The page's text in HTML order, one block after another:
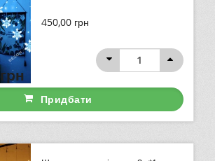
450,00 грн
грн
Придбати